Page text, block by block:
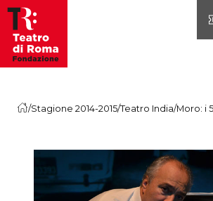
Vai al contenuto
/Stagione 2014-2015/Teatro India/Moro: i